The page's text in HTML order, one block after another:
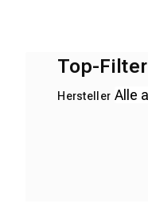
Top-Filter
Hersteller